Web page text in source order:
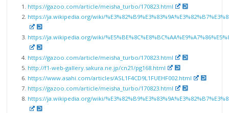
https://gazoo.com/article/meisha_turbo/170823.html
https://ja.wikipedia.org/wiki/
https://ja.wikipedia.org/wiki/
https://gazoo.com/article/meisha_turbo/170823.html
http://f1-web-gallery.sakura.ne.jp/cn21/pg168.html
https://www.asahi.com/articles/ASL1F4CD9L1FUEHF002.html
https://gazoo.com/article/meisha_turbo/170823.html
https://ja.wikipedia.org/wiki/